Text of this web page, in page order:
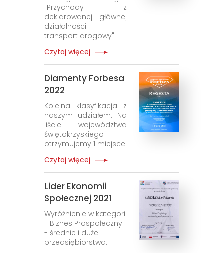
"Przychody z
deklarowanej głównej
działalności -
transport drogowy".
Czytaj więcej
Diamenty Forbesa
2022
Kolejna klasyfikacja z
naszym udziałem. Na
liście województwa
świętokrzyskiego
otrzymujemy 1 miejsce.
Czytaj więcej
Lider Ekonomii
Społecznej 2021
Wyróżnienie w kategorii
- Biznes Prospołeczny
- średnie i duże
przedsiębiorstwa.